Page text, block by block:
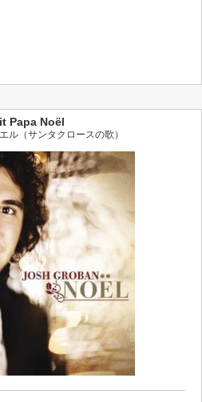
Papa Noël
ル（サンタクロースの歌）